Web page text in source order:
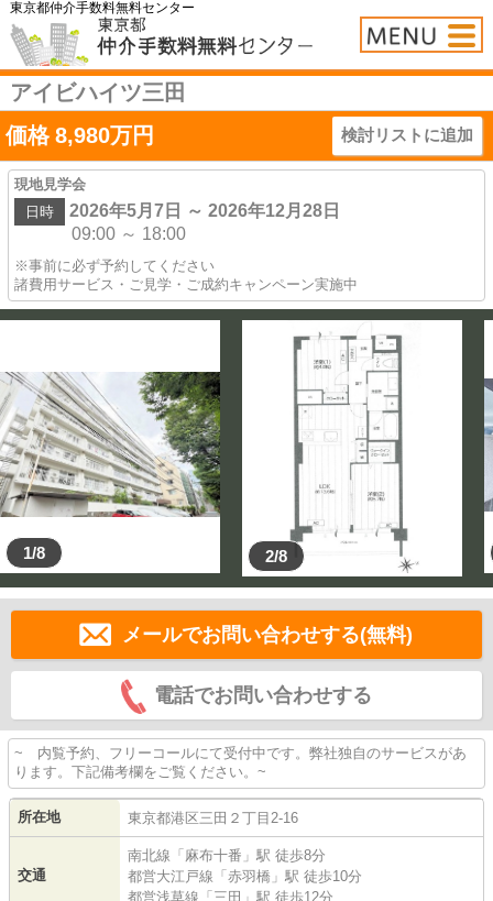
東京都仲介手数料無料センター
アイビハイツ三田
価格 8,980万円 検討リストに追加
現地見学会
日時
2026年5月7日 ～ 2026年12月28日
09:00 ～ 18:00
※事前に必ず予約してください
諸費用サービス・ご見学・ご成約キャンペーン実施中
1/8 2/8
メールでお問い合わせする(無料)
電話でお問い合わせする
~ 内覧予約、フリーコールにて受付中です。弊社独自のサービスがあ
ります。下記備考欄をご覧ください。~
所在地 東京都港区三田 ２丁目2-16
交通
南北線 「 麻布十番 」駅 徒歩8分
都営大江戸線 「 赤羽橋 」駅 徒歩10分
都営浅草線 「 三田 」駅 徒歩12分